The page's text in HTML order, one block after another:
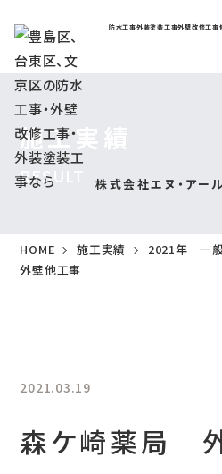
防水工事外装塗装工事外壁改修工事
株式会社エヌ・アー
施工実績
RESULT
HOME 施工実績 2021年 一
外壁他工事
2021.03.19
森ケ崎薬局